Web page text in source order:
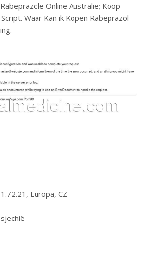
Online Australië; Koop
Waar Kan ik Kopen Rabeprazol
Europa, CZ